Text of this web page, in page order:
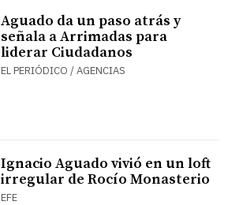
Aguado da un paso atrás y
señala a Arrimadas para
liderar Ciudadanos
EL PERIÓDICO / AGENCIAS
Ignacio Aguado vivió en un loft
irregular de Rocío Monasterio
EFE